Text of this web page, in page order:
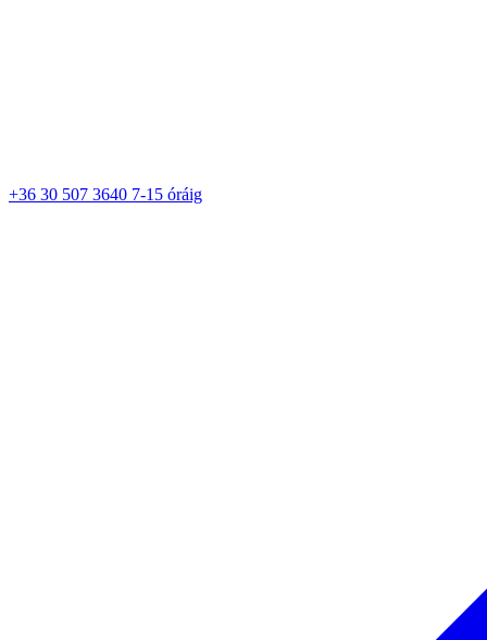
+36 30 507 3640 7-15 óráig